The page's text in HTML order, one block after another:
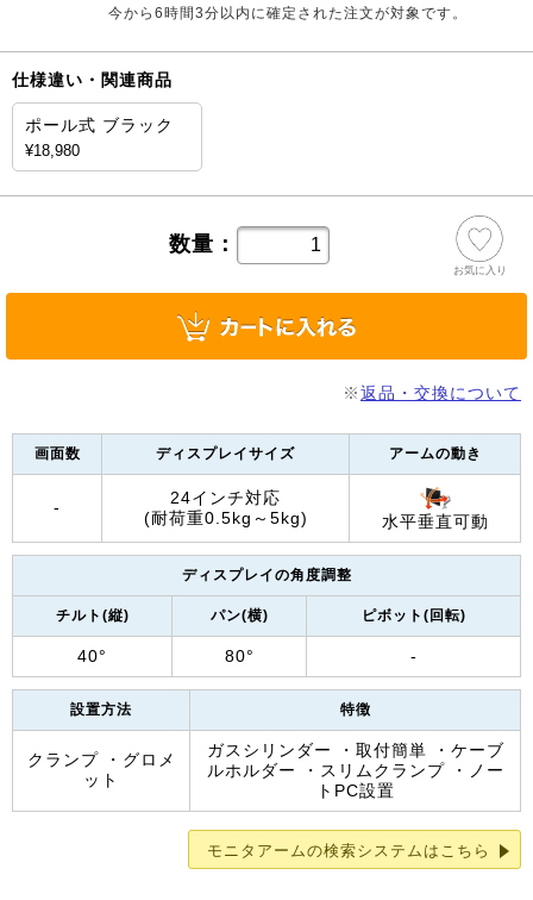
今から6時間3分 以内に確定された注文が対象です。
仕様違い・関連商品
ポール式 ブラック
¥18,980
数量：
お気に入り
※返品・交換について
画面数 ディスプレイサイズ アームの動き
-
24インチ対応
(耐荷重0.5kg～5kg)
水平垂直可動
ディスプレイの角度調整
チルト(縦) パン(横) ピボット(回転)
40° 80° -
設置方法 特徴
クランプ ・グロメ
ット
ガスシリンダー ・取付簡単 ・ケーブ
ルホルダー ・スリムクランプ ・ノー
トPC設置
モニタアームの検索システムはこちら